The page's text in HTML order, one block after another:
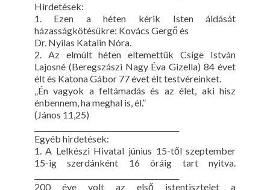
Hirdetések:
1. Ezen a héten kérik Isten áldását
házasságkötésükre: Kovács Gergő és
Dr. Nyilas Katalin Nóra.
2. Az elmúlt héten eltemettük Csige István
Lajosné (Beregszászi Nagy Éva Gizella) 84 évet
élt és Katona Gábor 77 évet élt testvéreinket.
„Én vagyok a feltámadás és az élet, aki hisz
énbennem, ha meghal is, él.”
(János 11,25)
Egyéb hirdetések:
1. A Lelkészi Hivatal június 15-től szeptember
15-ig szerdánként 16 óráig tart nyitva.
200 éve volt az első istentisztelet a